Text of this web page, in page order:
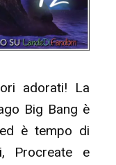
adorati! La
Big Bang è
è tempo di
Procreate e